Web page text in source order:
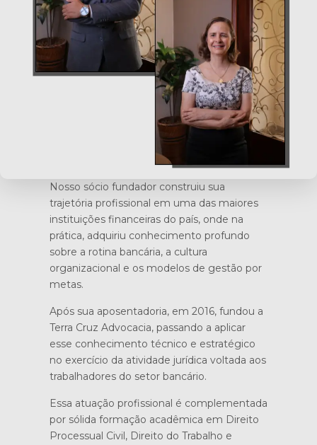
Nosso sócio fundador construiu sua
trajetória profissional em uma das maiores
instituições financeiras do país, onde na
prática, adquiriu conhecimento profundo
sobre a rotina bancária, a cultura
organizacional e os modelos de gestão por
metas.
Após sua aposentadoria, em 2016, fundou a
Terra Cruz Advocacia, passando a aplicar
esse conhecimento técnico e estratégico
no exercício da atividade jurídica voltada aos
trabalhadores do setor bancário.
Essa atuação profissional é complementada
por sólida formação acadêmica em Direito
Processual Civil, Direito do Trabalho e